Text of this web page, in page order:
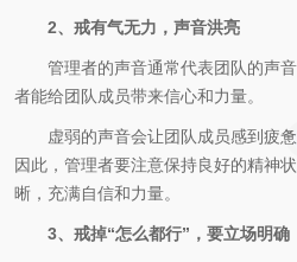
2、戒有气无力，声音洪亮
管理者的声音通常代表团队的声
者能给团队成员带来信心和力量。
虚弱的声音会让团队成员感到疲
因此，管理者要注意保持良好的精神
晰，充满自信和力量。
3、戒掉“怎么都行”，要立场明确